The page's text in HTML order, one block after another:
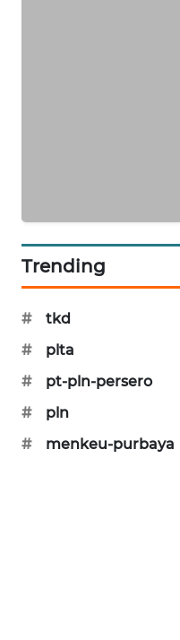
Trending
#
tkd
#
plta
#
pt-pln-persero
#
pln
#
menkeu-purbaya
PORTAL
KONSUMEN
FORWAMKI
FORJASIDA